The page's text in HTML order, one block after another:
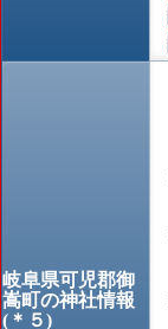
岐阜県可児郡御
嵩町の神社情報
(＊５)